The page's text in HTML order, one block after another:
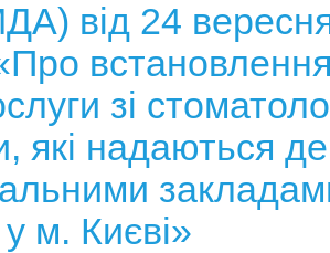
від 24
зі
які надаються
м. Києві»